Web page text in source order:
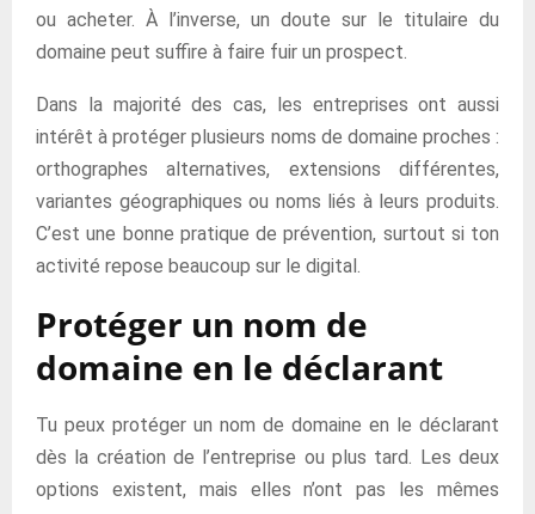
ou acheter. À l’inverse, un doute sur le titulaire du
domaine peut suffire à faire fuir un prospect.
Dans la majorité des cas, les entreprises ont aussi
intérêt à protéger plusieurs noms de domaine proches :
orthographes alternatives, extensions différentes,
variantes géographiques ou noms liés à leurs produits.
C’est une bonne pratique de prévention, surtout si ton
activité repose beaucoup sur le digital.
Protéger un nom de
domaine en le déclarant
Tu peux protéger un nom de domaine en le déclarant
dès la création de l’entreprise ou plus tard. Les deux
options existent, mais elles n’ont pas les mêmes